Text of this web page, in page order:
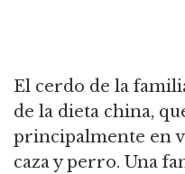
El cerdo de la
de la dieta china,
principalmente en
caza y perro. Una